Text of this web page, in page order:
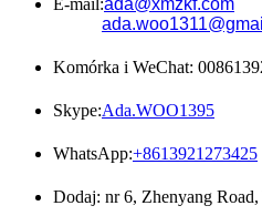
Komórka i WeChat:
Skype:Ada.WOO1395
WhatsApp:+8613921273425
Dodaj: nr 6, Zhenyang